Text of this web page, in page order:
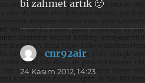
bi zahmet artık 🙂
cnr92airdedi
ki:
24 Kasım 2012, 14:23